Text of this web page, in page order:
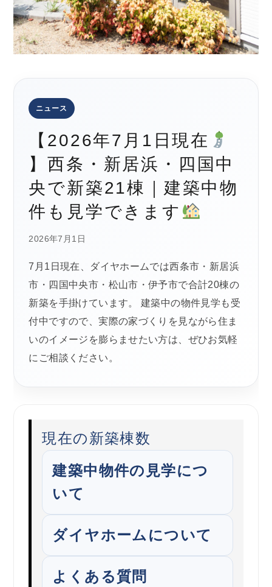
ニュース
【2026年7月1日現在
】西条・新居浜・四国中
央で新築21棟｜建築中物
件も見学できます
2026年7月1日
7月1日現在、ダイヤホームでは西条市・新居浜
市・四国中央市・松山市・伊予市で合計20棟の
新築を手掛けています。 建築中の物件見学も受
付中ですので、実際の家づくりを見ながら住ま
いのイメージを膨らませたい方は、ぜひお気軽
にご相談ください。
現在の新築棟数
建築中物件の見学につ
いて
ダイヤホームについて
よくある質問